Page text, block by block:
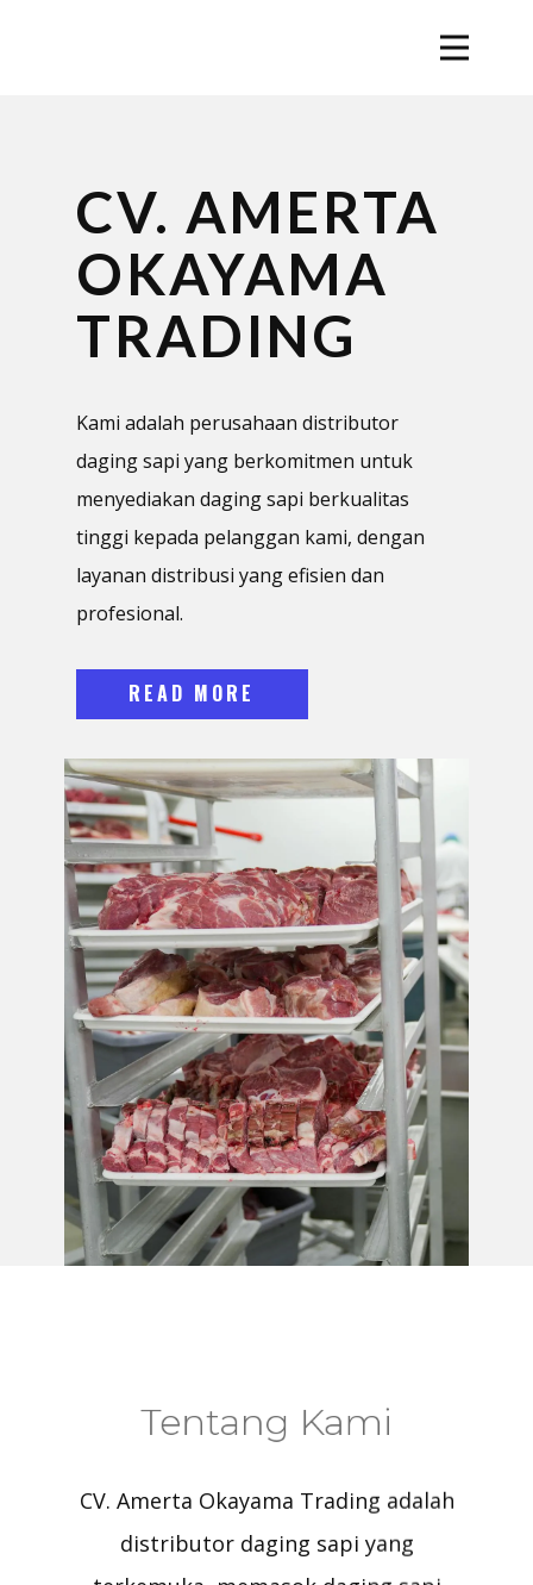
CV. AMERTA
OKAYAMA
TRADING
Kami adalah perusahaan distributor
daging sapi yang berkomitmen untuk
menyediakan daging sapi berkualitas
tinggi kepada pelanggan kami, dengan
layanan distribusi yang efisien dan
profesional.
READ MORE
Tentang Kami
CV. Amerta Okayama Trading adalah
distributor daging sapi yang